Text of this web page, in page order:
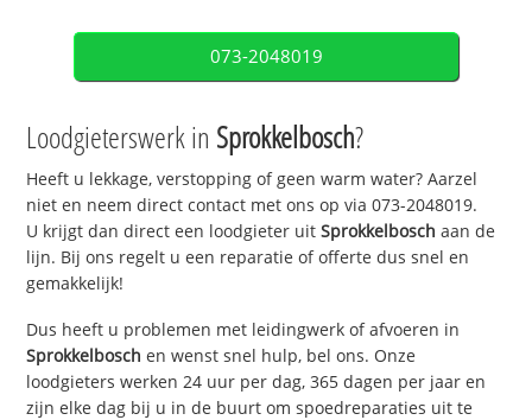
073-2048019
Loodgieterswerk in Sprokkelbosch?
Heeft u lekkage, verstopping of geen warm water? Aarzel
niet en neem direct contact met ons op via 073-2048019.
U krijgt dan direct een loodgieter uitSprokkelbosch aan de
lijn. Bij ons regelt u een reparatie of offerte dus snel en
gemakkelijk!
Dus heeft u problemen met leidingwerk of afvoeren in
Sprokkelbosch en wenst snel hulp, bel ons. Onze
loodgieters werken 24 uur per dag, 365 dagen per jaar en
zijn elke dag bij u in de buurt om spoedreparaties uit te